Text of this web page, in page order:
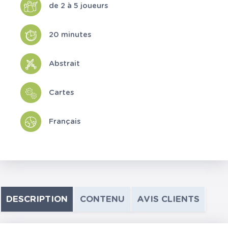
de 2 à 5 joueurs
20 minutes
Abstrait
Cartes
Français
DESCRIPTION CONTENU AVIS CLIENTS